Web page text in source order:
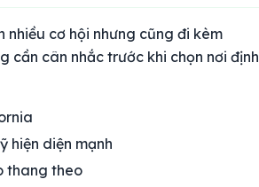
nhiều cơ hội nhưng cũng đi kèm
cần cân nhắc trước khi chọn nơi định
hiện diện mạnh
thang theo